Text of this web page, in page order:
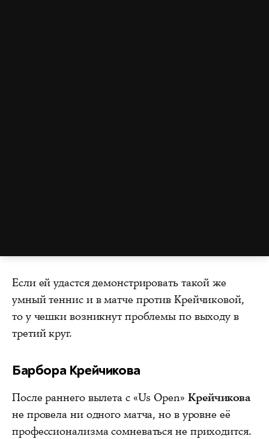
Если ей удастся демонстрировать такой же
умный теннис и в матче против Крейчиковой,
то у чешки возникнут проблемы по выходу в
третий круг.
Барбора Крейчикова
После раннего вылета с «Us Open» Крейчикова
не провела ни одного матча, но в уровне её
профессионализма сомневаться не приходится.